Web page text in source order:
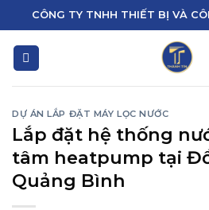
to
content
CÔNG TY TNHH THIẾT BỊ VÀ
DỰ ÁN LẮP ĐẶT MÁY LỌC NƯỚC
Lắp đặt hệ thống
tâm heatpump tại
Quảng Bình